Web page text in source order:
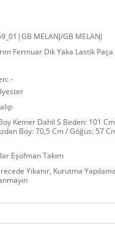
MELANJ/GB MELANJ
Fermuar Dik Yaka Lastik
-
Kemer Dahil S Beden: 101
Boy: 70,5 Cm / Göğüs: 57
Eşofman Takım
Yıkanır, Kurutma